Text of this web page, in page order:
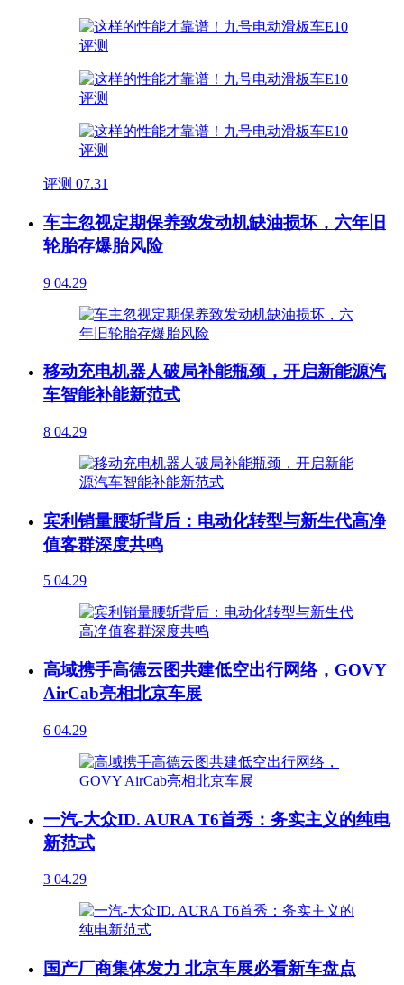
评测 07.31
车主忽视定期保养致发动机缺油损坏，六年旧
轮胎存爆胎风险
9 04.29
移动充电机器人破局补能瓶颈，开启新能源汽
车智能补能新范式
8 04.29
宾利销量腰斩背后：电动化转型与新生代高净
值客群深度共鸣
5 04.29
高域携手高德云图共建低空出行网络，GOVY
AirCab亮相北京车展
6 04.29
一汽-大众ID. AURA T6首秀：务实主义的纯电
新范式
3 04.29
国产厂商集体发力 北京车展必看新车盘点